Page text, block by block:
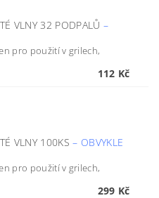
VLNY 32 PODPALŮ –
pro použití v grilech,
112 Kč
VLNY 100KS– OBVYKLE
pro použití v grilech,
299 Kč